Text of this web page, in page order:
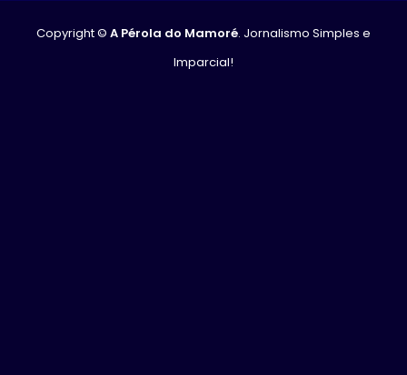
Copyright © A Pérola do Mamoré. Jornalismo Simples e
Imparcial!